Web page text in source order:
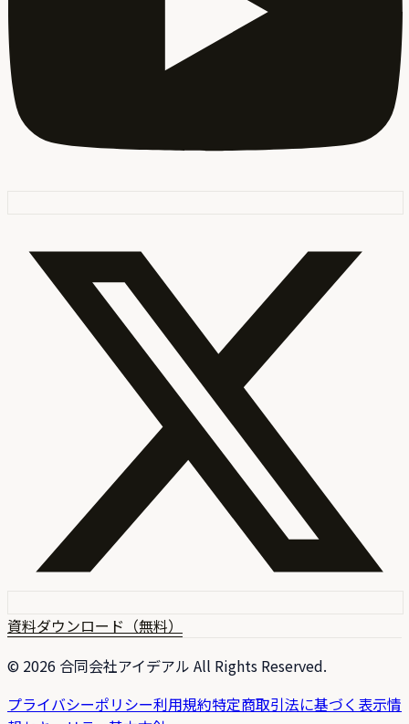
資料ダウンロード（無料）
© 2026 合同会社アイデアル All Rights Reserved.
プライバシーポリシー利用規約特定商取引法に基づく表示情